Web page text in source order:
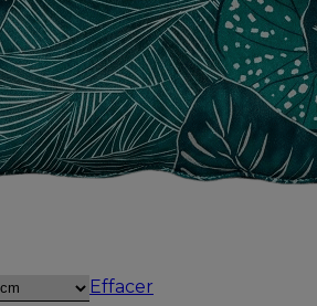
Effacer